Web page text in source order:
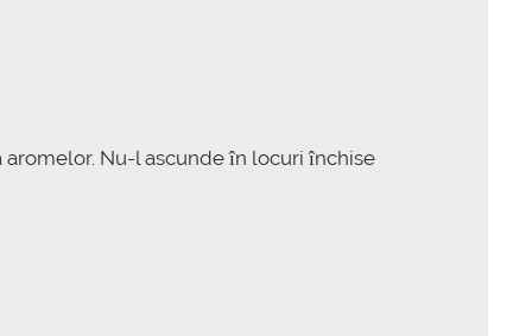
Nu-l ascunde în locuri închise